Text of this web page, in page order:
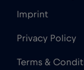
Imprint
Privacy Policy
Terms &